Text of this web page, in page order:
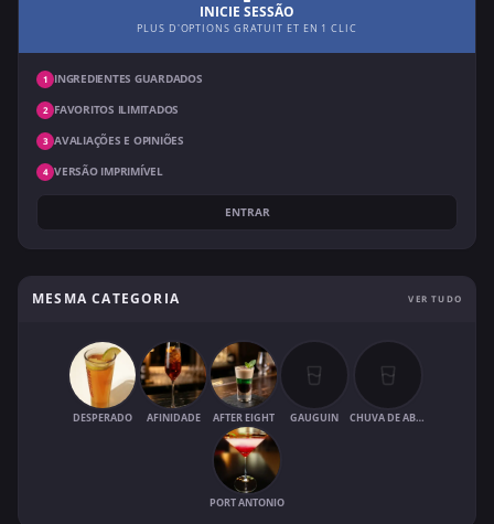
INICIE SESSÃO
PLUS D'OPTIONS GRATUIT ET EN 1 CLIC
1 INGREDIENTES GUARDADOS
2 FAVORITOS ILIMITADOS
3 AVALIAÇÕES E OPINIÕES
4 VERSÃO IMPRIMÍVEL
ENTRAR
MESMA CATEGORIA VER TUDO
DESPERADO AFINIDADE AFTER EIGHT GAUGUIN CHUVA DE ABRIL
PORT ANTONIO